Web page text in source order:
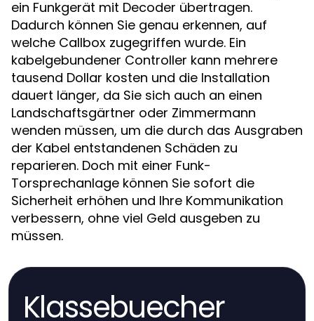
ein Funkgerät mit Decoder übertragen.
Dadurch können Sie genau erkennen, auf
welche Callbox zugegriffen wurde. Ein
kabelgebundener Controller kann mehrere
tausend Dollar kosten und die Installation
dauert länger, da Sie sich auch an einen
Landschaftsgärtner oder Zimmermann
wenden müssen, um die durch das Ausgraben
der Kabel entstandenen Schäden zu
reparieren. Doch mit einer Funk-
Torsprechanlage können Sie sofort die
Sicherheit erhöhen und Ihre Kommunikation
verbessern, ohne viel Geld ausgeben zu
müssen.
Klassebuecher